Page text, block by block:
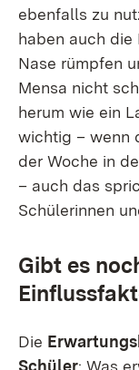
ebenfalls zu
haben auch die
Nase rümpfen
Mensa nicht
herum wie ein
wichtig – wenn
der Woche in
– auch das
Schülerinnen
Gibt es
Die
Schüler: Was